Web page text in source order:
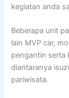
kegiatan anda
Beberapa unit
lain MVP car,
pengantin serta
diantaranya
pariwisata.